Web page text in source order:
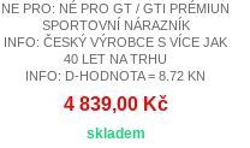
NE PRO: NÉ PRO GT / GTI PRÉMIUN
SPORTOVNÍ NÁRAZNÍK
INFO: ČESKÝ VÝROBCE S VÍCE JAK
40 LET NA TRHU
INFO: D-HODNOTA = 8.72 KN
4 839,00 Kč
skladem